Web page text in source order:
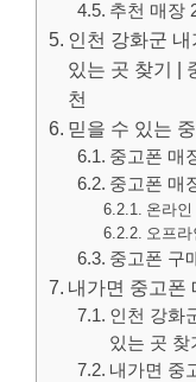
추천 매장
인천 강화군
있는 곳 찾기 |
천
믿을 수 있는
중고폰 매
중고폰 매
온라
오프
중고폰 구
내가면 중고폰
인천 강화
있는 곳 찾
내가면 중